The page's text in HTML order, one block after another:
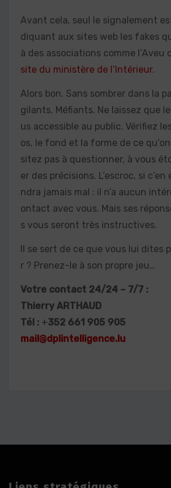
Avant cela, seul le signalement
diquant aux sites web les fakes
à des associations comme l’Aveu
site du ministère de l’Intérieur.
Alors bon. Sans sombrer dans la
gilants. Méfiants. Ne laissez que
us accessible au public. Vérifiez
os, le fond et la forme de ce
sitez pas à questionner, à vous
er des précisions. L’escroc, si
ndra jamais mal : il n’a aucun
ontact avec vous. Mais ses
s vous seront très instructives.
Il se sert de ce que vous lui dites
r ? Prenez-le à son propre jeu…
Votre contact 24/24 – 7/7 :
Thierry ARTHAUD
Tél : +352 661 905 905
mail@dplintelligence.lu